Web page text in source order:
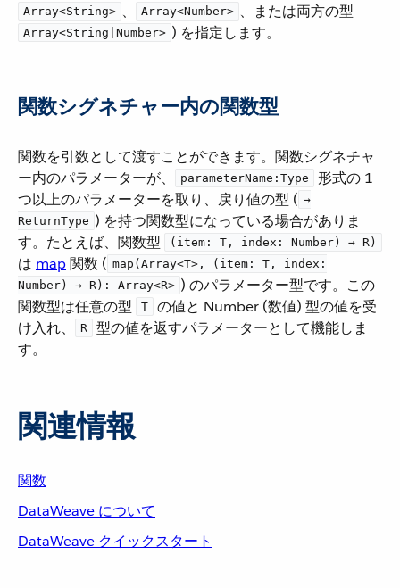
Array<String> ​、​ Array<Number> ​、または両方の型 ​
Array<String|Number> ​) を指定します。
関数シグネチャー内の関数型
関数を引数として渡すことができます。関数シグネチャ
ー内のパラメーターが、​
parameterName:Type
​ 形式の 1
つ以上のパラメーターを取り、戻り値の型 (​ →
ReturnType ​) を持つ関数型になっている場合がありま
す。たとえば、関数型 ​
(item: T, index: Number) → R)
は ​ map​ 関数 (​ map(Array<T>, (item: T, index:
Number) → R): Array<R> ​) のパラメーター型です。この
関数型は任意の型 ​
T
​ の値と Number (数値) 型の値を受
け入れ、​
R
​ 型の値を返すパラメーターとして機能しま
す。
関連情報
関数
DataWeave について
DataWeave クイックスタート